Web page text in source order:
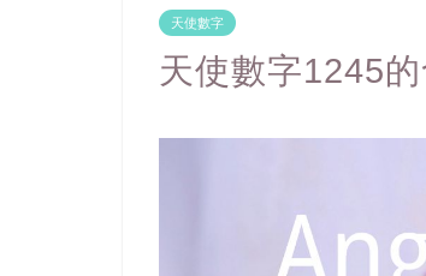
天使數字
天使數字1245